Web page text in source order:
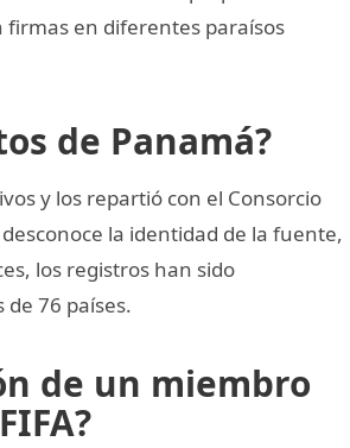
firmas en diferentes paraísos
de Panamá?
y los repartió con el Consorcio
la identidad de la fuente,
los registros han sido
76 países.
de un miembro